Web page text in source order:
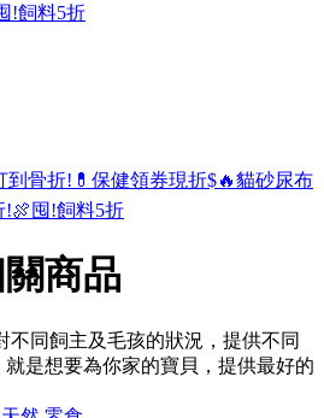
!飼料5折
到骨折! 💊保健領券現折$🔥貓砂尿布
!🍖囤!飼料5折
商品
不同飼主及毛孩的狀況，提供不同
是想要為你家的寶貝，提供最好的